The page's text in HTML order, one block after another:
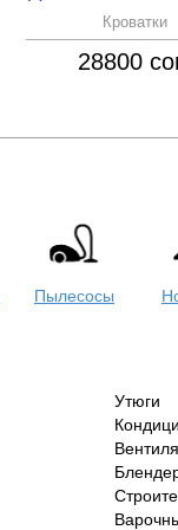
Кроватки
28800
Пылесосы
Утюги